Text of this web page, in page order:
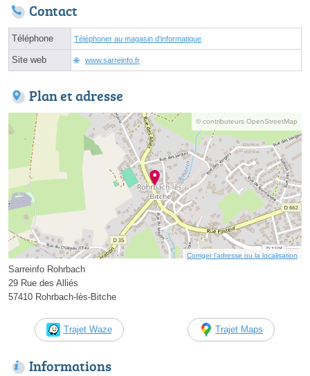
Contact
Téléphone Téléphoner au magasin d'informatique
Site web www.sarreinfo.fr
Plan et adresse
© contributeurs OpenStreetMap
Corriger l’adresse ou la localisation
Sarreinfo Rohrbach
29 Rue des Alliés
57410 Rohrbach-lès-Bitche
Trajet Waze Trajet Maps
Informations